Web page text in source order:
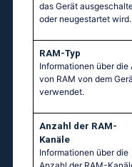
das Gerät
oder neugestartet wird.
RAM-Typ
Informationen über die
von RAM von dem
verwendet.
Anzahl der RAM-
Kanäle
Informationen über die